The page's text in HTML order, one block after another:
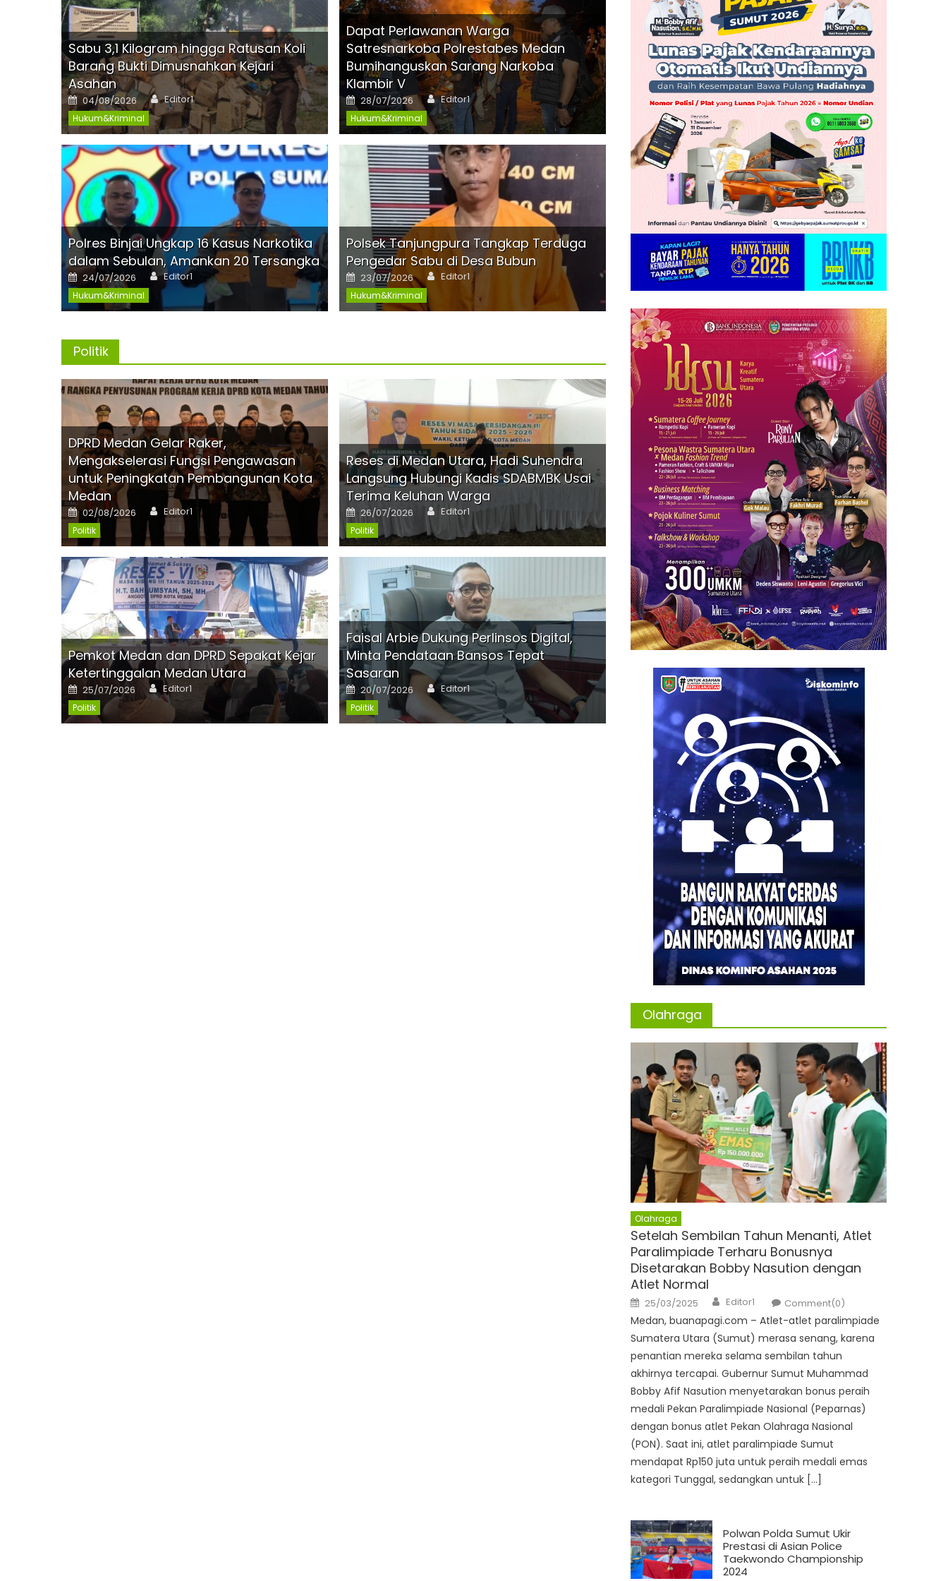
Sabu 3,1 Kilogram hingga Ratusan Koli
Barang Bukti Dimusnahkan Kejari
Asahan
Posted
on
04/08/2026 Author
Editor1
Hukum&Kriminal
Dapat Perlawanan Warga
Satresnarkoba Polrestabes Medan
Bumihanguskan Sarang Narkoba
Klambir V
Posted
on
28/07/2026 Author
Editor1
Hukum&Kriminal
Polres Binjai Ungkap 16 Kasus Narkotika
dalam Sebulan, Amankan 20 Tersangka
Posted
on
24/07/2026 Author
Editor1
Hukum&Kriminal
Polsek Tanjungpura Tangkap Terduga
Pengedar Sabu di Desa Bubun
Posted
on
23/07/2026 Author
Editor1
Hukum&Kriminal
Politik
DPRD Medan Gelar Raker,
Mengakselerasi Fungsi Pengawasan
untuk Peningkatan Pembangunan Kota
Medan
Posted
on
02/08/2026 Author
Editor1
Politik
Reses di Medan Utara, Hadi Suhendra
Langsung Hubungi Kadis SDABMBK Usai
Terima Keluhan Warga
Posted
on
26/07/2026 Author
Editor1
Politik
Pemkot Medan dan DPRD Sepakat Kejar
Ketertinggalan Medan Utara
Posted
on
25/07/2026 Author
Editor1
Politik
Faisal Arbie Dukung Perlinsos Digital,
Minta Pendataan Bansos Tepat
Sasaran
Posted
on
20/07/2026 Author
Editor1
Politik
Olahraga
Olahraga
Setelah Sembilan Tahun Menanti, Atlet
Paralimpiade Terharu Bonusnya
Disetarakan Bobby Nasution dengan
Atlet Normal
Posted
on
25/03/2025 Author
Editor1 Comment(0)
Medan, buanapagi.com – Atlet-atlet paralimpiade
Sumatera Utara (Sumut) merasa senang, karena
penantian mereka selama sembilan tahun
akhirnya tercapai. Gubernur Sumut Muhammad
Bobby Afif Nasution menyetarakan bonus peraih
medali Pekan Paralimpiade Nasional (Peparnas)
dengan bonus atlet Pekan Olahraga Nasional
(PON). Saat ini, atlet paralimpiade Sumut
mendapat Rp150 juta untuk peraih medali emas
kategori Tunggal, sedangkan untuk […]
Polwan Polda Sumut Ukir
Prestasi di Asian Police
Taekwondo Championship
2024